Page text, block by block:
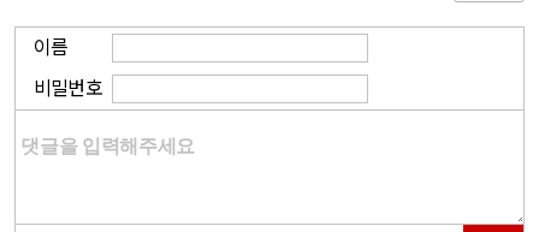
이름
비밀번호